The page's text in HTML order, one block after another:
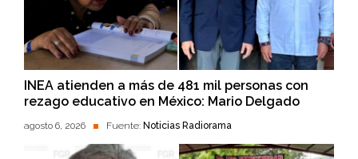
INEA atienden a más de 481 mil personas con
rezago educativo en México: Mario Delgado
agosto 6, 2026 Fuente: Noticias Radiorama